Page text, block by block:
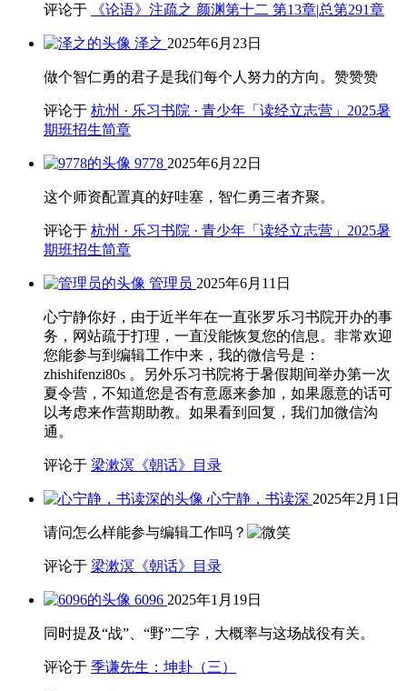
评论于 《论语》注疏之 颜渊第十二 第13章|总第291章
泽之 2025年6月23日
做个智仁勇的君子是我们每个人努力的方向。赞赞赞
评论于 杭州 · 乐习书院 · 青少年「读经立志营」2025暑
期班招生简章
9778 2025年6月22日
这个师资配置真的好哇塞，智仁勇三者齐聚。
评论于 杭州 · 乐习书院 · 青少年「读经立志营」2025暑
期班招生简章
管理员 2025年6月11日
心宁静你好，由于近半年在一直张罗乐习书院开办的事
务，网站疏于打理，一直没能恢复您的信息。非常欢迎
您能参与到编辑工作中来，我的微信号是：
zhishifenzi80s 。另外乐习书院将于暑假期间举办第一次
夏令营，不知道您是否有意愿来参加，如果愿意的话可
以考虑来作营期助教。如果看到回复，我们加微信沟
通。
评论于 梁漱溟《朝话》目录
心宁静，书读深 2025年2月1日
请问怎么样能参与编辑工作吗？
评论于 梁漱溟《朝话》目录
6096 2025年1月19日
同时提及“战”、“野”二字，大概率与这场战役有关。
评论于 季谦先生：坤卦（三）